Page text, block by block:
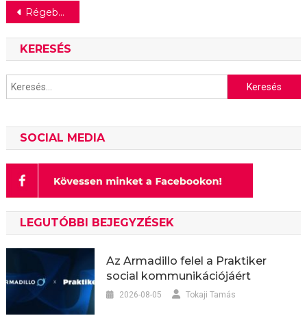
Bejegyzés
navigáció
Régebbi bejegyzések
KERESÉS
Keresés:
SOCIAL MEDIA
LEGUTÓBBI BEJEGYZÉSEK
Az Armadillo felel a Praktiker
social kommunikációjáért
2026-08-05 Tokaji Tamás